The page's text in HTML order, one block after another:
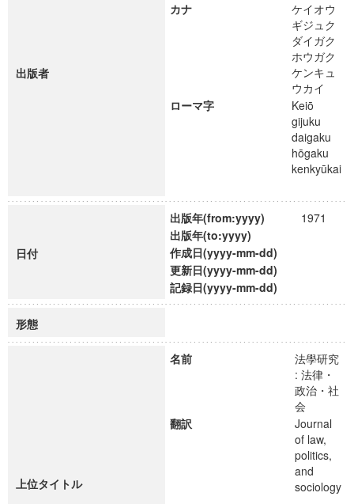
出版者
カナ
ケイオウ
ギジュク
ダイガク
ホウガク
ケンキュ
ウカイ
ローマ字
Keiō
gijuku
daigaku
hōgaku
kenkyūkai
日付
出版年(from:yyyy)
1971
出版年(to:yyyy)
作成日(yyyy-mm-dd)
更新日(yyyy-mm-dd)
記録日(yyyy-mm-dd)
形態
上位タイトル
名前
法學研究
: 法律・
政治・社
会
翻訳
Journal
of law,
politics,
and
sociology